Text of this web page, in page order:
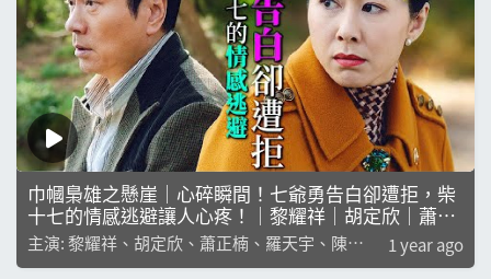
巾幗梟雄之懸崖｜心碎瞬間！七爺勇告白卻遭拒，柴
十七的情感逃避讓人心疼！｜黎耀祥｜胡定欣｜蕭正
楠｜羅天宇｜陳曉華
主演: 黎耀祥、胡定欣、蕭正楠、羅天宇、陳曉
華
1 year ago